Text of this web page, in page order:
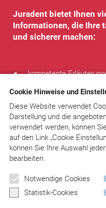
Cookie Hinweise und
Diese Website verwendet
Darstellung und die
verwendet werden, können
aufden Link „Cookie
können Sie Ihre Auswahl
bearbeiten.
Notwendige Cookies
Statistik-Cookies
Juradent bietet Ihnen
Informationen, die Ihre
und sicherer machen:
kompetente
verwendbar
Rechtsprechung
Tipps von Experten
regelmäßiger
individueller Rat bei
Sie sparen Zeit,